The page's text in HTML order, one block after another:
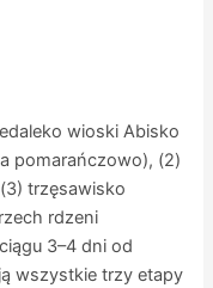
wioski Abisko
pomarańczowo), (2)
trzęsawisko
rdzeni
3–4 dni od
wszystkie trzy etapy